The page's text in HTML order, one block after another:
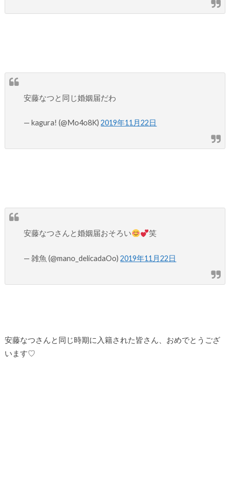
安藤なつと同じ婚姻届だわ
— kagura! (@Mo4o8K)2019年11月22日
安藤なつさんと婚姻届おそろい 笑
— 雑魚 (@mano_delicadaOo)2019年11月22日
安藤なつさんと同じ時期に入籍された皆さん、おめでとうござ
います♡